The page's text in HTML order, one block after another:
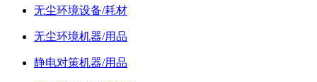
无尘环境设备/耗材
无尘环境机器/用品
静电对策机器/用品